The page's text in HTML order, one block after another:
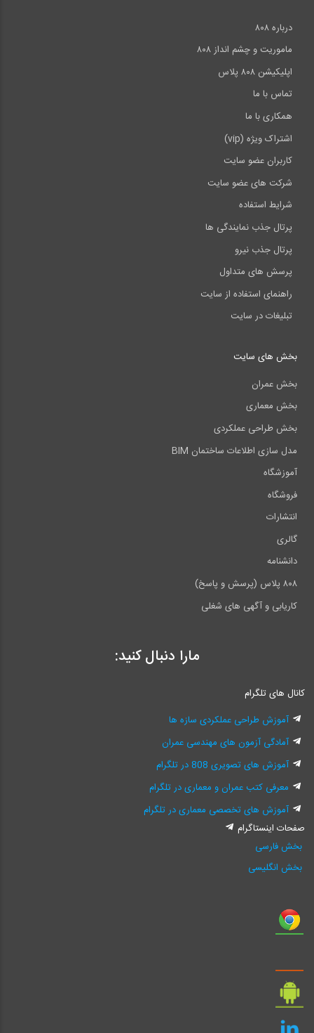
درباره ۸۰۸
ماموریت و چشم انداز ۸۰۸
اپلیکیشن ۸۰۸ پلاس
تماس با ما
همکاری با ما
اشتراک ویژه (vip)
کاربران عضو سایت
شرکت های عضو سایت
شرایط استفاده
پرتال جذب نمایندگی ها
پرتال جذب نیرو
پرسش های متداول
راهنمای استفاده از سایت
تبلیغات در سایت
بخش های سایت
بخش عمران
بخش معماری
بخش طراحی عملکردی
مدل سازی اطلاعات ساختمان BIM
آموزشگاه
فروشگاه
انتشارات
گالری
دانشنامه
۸۰۸ پلاس (پرسش و پاسخ)
کاریابی و آگهی های شغلی
مارا دنبال کنید:
کانال های تلگرام
آموزش طراحی عملکردی سازه ها
آمادگی آزمون های مهندسی عمران
آموزش های تصویری 808 در تلگرام
معرفی کتب عمران و معماری در تلگرام
آموزش های تخصصی معماری در تلگرام
صفحات اینستاگرام
بخش فارسی
بخش انگلیسی